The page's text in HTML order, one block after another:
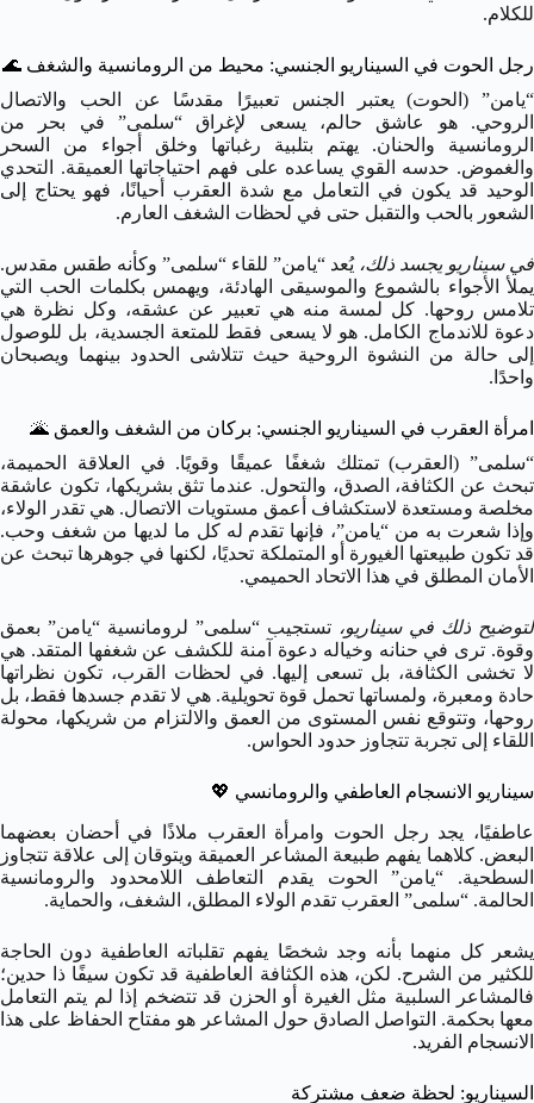
للكلام.
رجل الحوت في السيناريو الجنسي: محيط من الرومانسية والشغف 🌊
“يامن” (الحوت) يعتبر الجنس تعبيرًا مقدسًا عن الحب والاتصال
الروحي. هو عاشق حالم، يسعى لإغراق “سلمى” في بحر من
الرومانسية والحنان. يهتم بتلبية رغباتها وخلق أجواء من السحر
والغموض. حدسه القوي يساعده على فهم احتياجاتها العميقة. التحدي
الوحيد قد يكون في التعامل مع شدة العقرب أحيانًا، فهو يحتاج إلى
الشعور بالحب والتقبل حتى في لحظات الشغف العارم.
في سيناريو يجسد ذلك، يُعد “يامن” للقاء “سلمى” وكأنه طقس مقدس.
يملأ الأجواء بالشموع والموسيقى الهادئة، ويهمس بكلمات الحب التي
تلامس روحها. كل لمسة منه هي تعبير عن عشقه، وكل نظرة هي
دعوة للاندماج الكامل. هو لا يسعى فقط للمتعة الجسدية، بل للوصول
إلى حالة من النشوة الروحية حيث تتلاشى الحدود بينهما ويصبحان
واحدًا.
امرأة العقرب في السيناريو الجنسي: بركان من الشغف والعمق 🌋
“سلمى” (العقرب) تمتلك شغفًا عميقًا وقويًا. في العلاقة الحميمة،
تبحث عن الكثافة، الصدق، والتحول. عندما تثق بشريكها، تكون عاشقة
مخلصة ومستعدة لاستكشاف أعمق مستويات الاتصال. هي تقدر الولاء،
وإذا شعرت به من “يامن”، فإنها تقدم له كل ما لديها من شغف وحب.
قد تكون طبيعتها الغيورة أو المتملكة تحديًا، لكنها في جوهرها تبحث عن
الأمان المطلق في هذا الاتحاد الحميمي.
لتوضيح ذلك في سيناريو، تستجيب “سلمى” لرومانسية “يامن” بعمق
وقوة. ترى في حنانه وخياله دعوة آمنة للكشف عن شغفها المتقد. هي
لا تخشى الكثافة، بل تسعى إليها. في لحظات القرب، تكون نظراتها
حادة ومعبرة، ولمساتها تحمل قوة تحويلية. هي لا تقدم جسدها فقط، بل
روحها، وتتوقع نفس المستوى من العمق والالتزام من شريكها، محولة
اللقاء إلى تجربة تتجاوز حدود الحواس.
سيناريو الانسجام العاطفي والرومانسي 💖
عاطفيًا، يجد رجل الحوت وامرأة العقرب ملاذًا في أحضان بعضهما
البعض. كلاهما يفهم طبيعة المشاعر العميقة ويتوقان إلى علاقة تتجاوز
السطحية. “يامن” الحوت يقدم التعاطف اللامحدود والرومانسية
الحالمة. “سلمى” العقرب تقدم الولاء المطلق، الشغف، والحماية.
يشعر كل منهما بأنه وجد شخصًا يفهم تقلباته العاطفية دون الحاجة
للكثير من الشرح. لكن، هذه الكثافة العاطفية قد تكون سيفًا ذا حدين؛
فالمشاعر السلبية مثل الغيرة أو الحزن قد تتضخم إذا لم يتم التعامل
معها بحكمة. التواصل الصادق حول المشاعر هو مفتاح الحفاظ على هذا
الانسجام الفريد.
السيناريو: لحظة ضعف مشتركة